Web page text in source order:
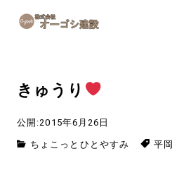
手しごと
きゅうり
公開:2015年6月26日
ちょこっとひとやすみ 平岡